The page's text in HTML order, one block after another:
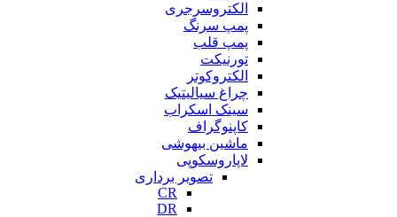
الکتروسرجری
پمپ سرنگ
پمپ قلب
تورنیکت
الکتروکوتر
چراغ سیالیتیک
سینک اسکراب
کاپنوگراف
ماشین بیهوشی
لاپاروسکوپی
تصویر برداری
CR
DR